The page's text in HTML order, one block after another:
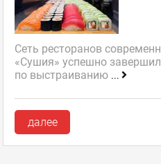
Сеть ресторанов
«Сушия» успешно
по выстраиванию ...
далее